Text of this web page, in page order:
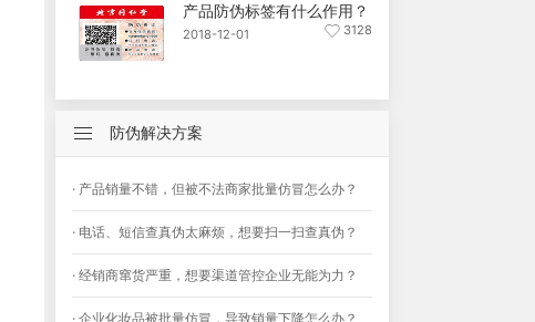
产品防伪标签有什么作用？
2018-12-01 3128
防伪解决方案
· 产品销量不错，但被不法商家批量仿冒怎么办？
· 电话、短信查真伪太麻烦，想要扫一扫查真伪？
· 经销商窜货严重，想要渠道管控企业无能为力？
· 企业化妆品被批量仿冒，导致销量下降怎么办？